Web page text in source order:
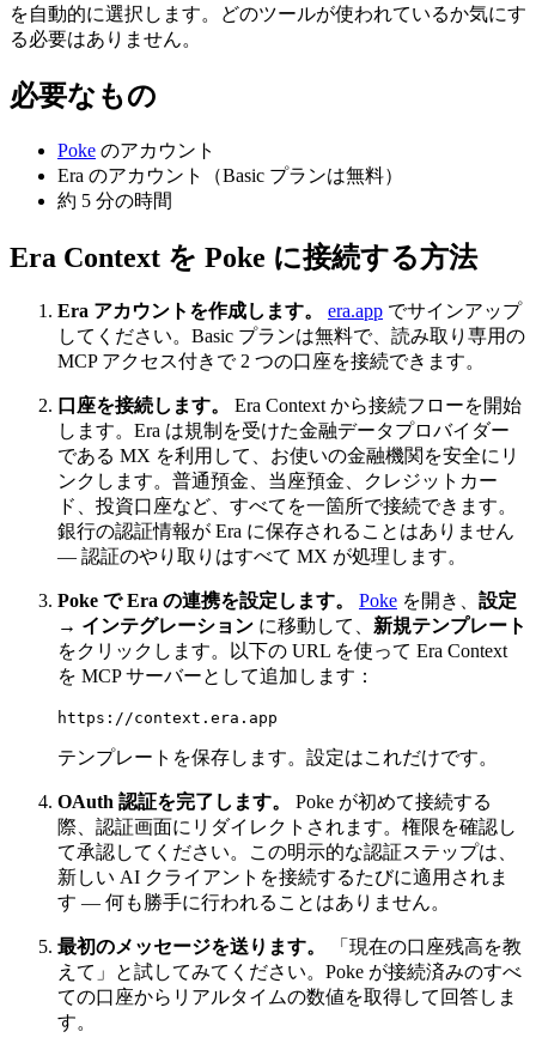
を自動的に選択します。どのツールが使われているか気にす
る必要はありません。
必要なもの
Poke のアカウント
Era のアカウント（Basic プランは無料）
約 5 分の時間
Era Context を Poke に接続する方法
Era アカウントを作成します。 era.app でサインアップ
してください。Basic プランは無料で、読み取り専用の
MCP アクセス付きで 2 つの口座を接続できます。
口座を接続します。
Era Context から接続フローを開始
します。Era は規制を受けた金融データプロバイダー
である MX を利用して、お使いの金融機関を安全にリ
ンクします。普通預金、当座預金、クレジットカー
ド、投資口座など、すべてを一箇所で接続できます。
銀行の認証情報が Era に保存されることはありません
— 認証のやり取りはすべて MX が処理します。
Poke で Era の連携を設定します。 Poke を開き、 設定
→ インテグレーション に移動して、 新規テンプレート
をクリックします。以下の URL を使って Era Context
を MCP サーバーとして追加します：
テンプレートを保存します。設定はこれだけです。
OAuth 認証を完了します。
Poke が初めて接続する
際、認証画面にリダイレクトされます。権限を確認し
て承認してください。この明示的な認証ステップは、
新しい AI クライアントを接続するたびに適用されま
す — 何も勝手に行われることはありません。
最初のメッセージを送ります。
「現在の口座残高を教
えて」と試してみてください。Poke が接続済みのすべ
ての口座からリアルタイムの数値を取得して回答しま
す。